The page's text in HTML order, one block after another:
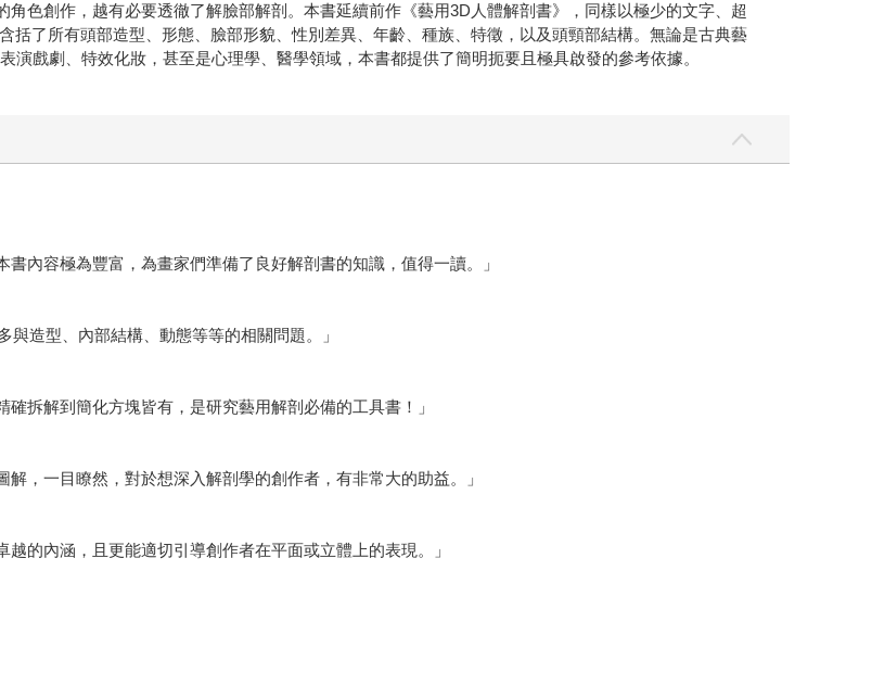
創作，越有必要透徹了解臉部解剖。本書延續前作《藝用3D人體解剖書》，同樣以極少的文字、超
括了所有頭部造型、形態、臉部形貌、性別差異、年齡、種族、特徵，以及頭頸部結構。無論是古典藝
戲劇、特效化妝，甚至是心理學、醫學領域，本書都提供了簡明扼要且極具啟發的參考依據。
內容極為豐富，為畫家們準備了良好解剖書的知識，值得一讀。」
與造型、內部結構、動態等等的相關問題。」
拆解到簡化方塊皆有，是研究藝用解剖必備的工具書！」
，一目瞭然，對於想深入解剖學的創作者，有非常大的助益。」
的內涵，且更能適切引導創作者在平面或立體上的表現。」